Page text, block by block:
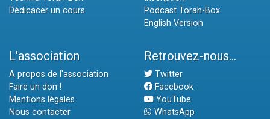
Dédicacer un cours
Podcast Torah-Box
English Version
L'association
A propos de l'association
Faire un don !
Mentions légales
Nous contacter
Retrouvez-nous...
Twitter
Facebook
YouTube
WhatsApp